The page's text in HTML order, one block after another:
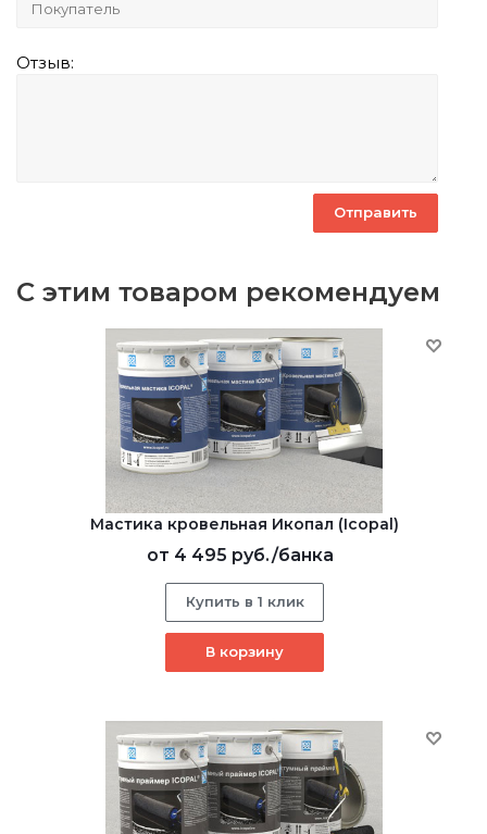
Отзыв:
С этим товаром рекомендуем
Мастика кровельная Икопал (Icopal)
от 4 495 руб./банка
Купить в 1 клик
В корзину